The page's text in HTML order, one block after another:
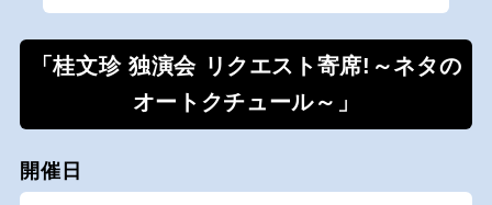
「桂文珍 独演会 リクエスト寄席!～ネタの
オートクチュール～」
開催日